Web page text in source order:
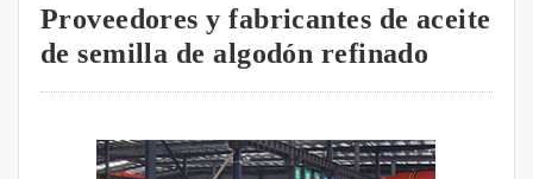
Proveedores y fabricantes de aceite
de semilla de algodón refinado